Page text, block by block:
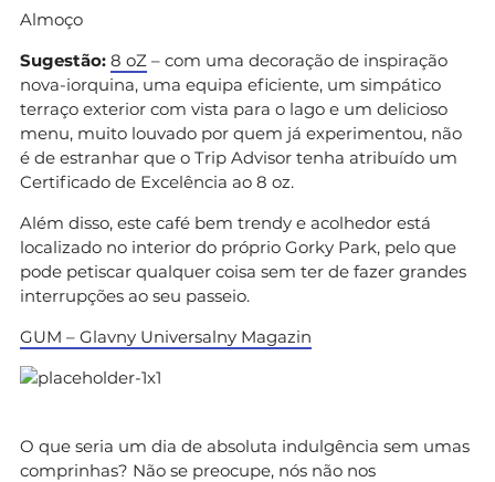
Almoço
Sugestão: 8 oZ – com uma decoração de inspiração
nova-iorquina, uma equipa eficiente, um simpático
terraço exterior com vista para o lago e um delicioso
menu, muito louvado por quem já experimentou, não
é de estranhar que o Trip Advisor tenha atribuído um
Certificado de Excelência ao 8 oz.
Além disso, este café bem trendy e acolhedor está
localizado no interior do próprio Gorky Park, pelo que
pode petiscar qualquer coisa sem ter de fazer grandes
interrupções ao seu passeio.
GUM – Glavny Universalny Magazin
O que seria um dia de absoluta indulgência sem umas
comprinhas? Não se preocupe, nós não nos